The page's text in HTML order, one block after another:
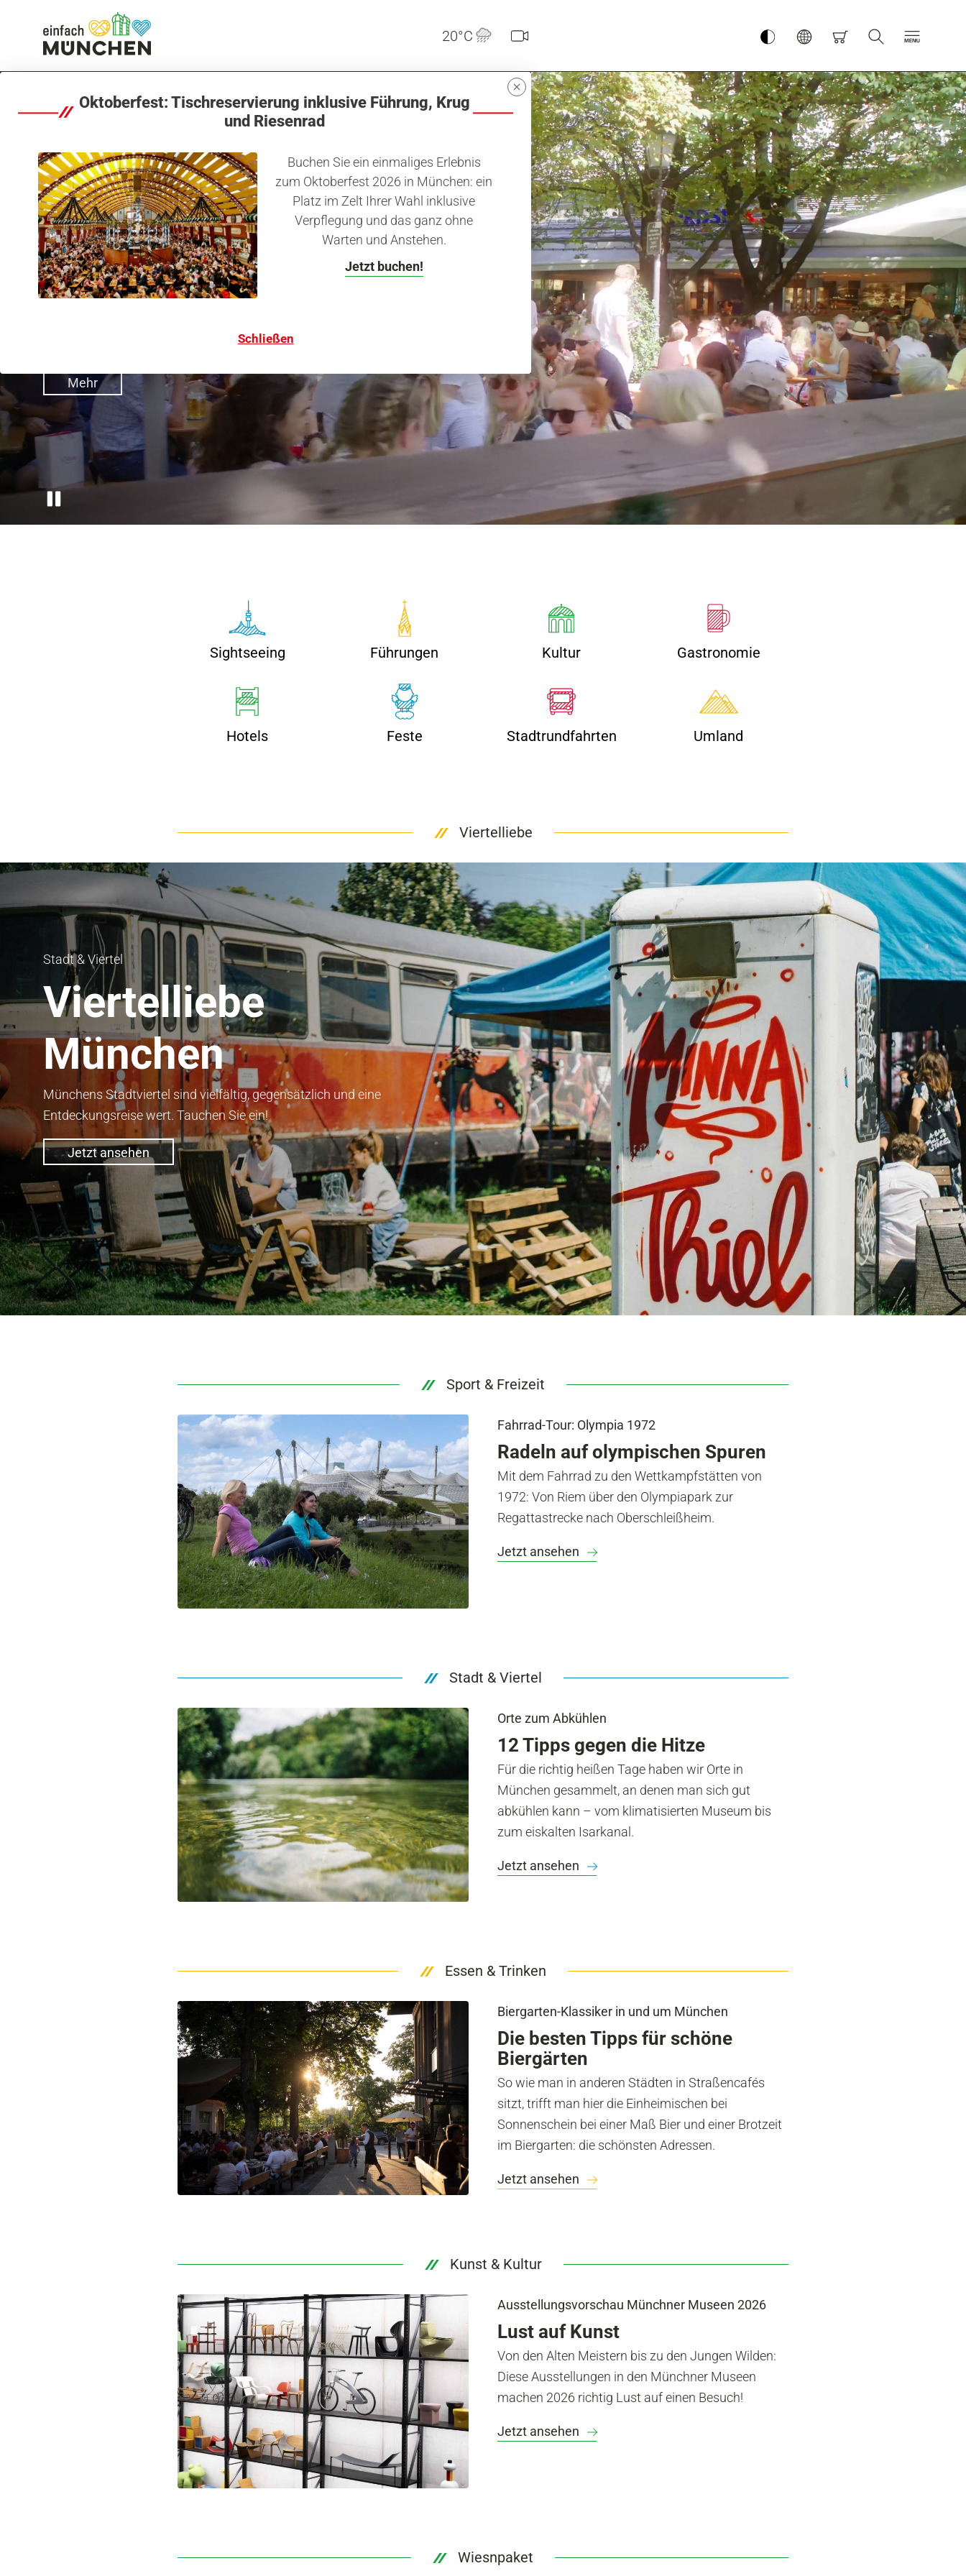
Oktoberfest: Tischreservierung inklusive Führung, Krug
und Riesenrad
Buchen Sie ein einmaliges Erlebnis
zum Oktoberfest 2026 in München: ein
Platz im Zelt Ihrer Wahl inklusive
Verpflegung und das ganz ohne
Warten und Anstehen.
Jetzt buchen!
Schließen
20°C
Veranstaltungen, Tipps & Aktivitäten
Sommer in der
Stadt
Mehr
Sightseeing Führungen Kultur Gastronomie
Hotels Feste Stadtrundfahrten Umland
Viertelliebe
Stadt & Viertel
Viertelliebe
München
Münchens Stadtviertel sind vielfältig, gegensätzlich und eine
Entdeckungsreise wert. Tauchen Sie ein!
Jetzt ansehen
Sport & Freizeit
Fahrrad-Tour: Olympia 1972
Radeln auf olympischen Spuren
Mit dem Fahrrad zu den Wettkampfstätten von
1972: Von Riem über den Olympiapark zur
Regattastrecke nach Oberschleißheim.
Jetzt ansehen
Stadt & Viertel
Orte zum Abkühlen
12 Tipps gegen die Hitze
Für die richtig heißen Tage haben wir Orte in
München gesammelt, an denen man sich gut
abkühlen kann – vom klimatisierten Museum bis
zum eiskalten Isarkanal.
Jetzt ansehen
Essen & Trinken
Biergarten-Klassiker in und um München
Die besten Tipps für schöne
Biergärten
So wie man in anderen Städten in Straßencafés
sitzt, trifft man hier die Einheimischen bei
Sonnenschein bei einer Maß Bier und einer Brotzeit
im Biergarten: die schönsten Adressen.
Jetzt ansehen
Kunst & Kultur
Ausstellungsvorschau Münchner Museen 2026
Lust auf Kunst
Von den Alten Meistern bis zu den Jungen Wilden:
Diese Ausstellungen in den Münchner Museen
machen 2026 richtig Lust auf einen Besuch!
Jetzt ansehen
Wiesnpaket